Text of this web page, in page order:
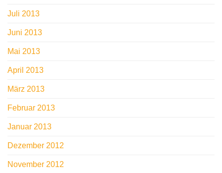
Juli 2013
Juni 2013
Mai 2013
April 2013
März 2013
Februar 2013
Januar 2013
Dezember 2012
November 2012